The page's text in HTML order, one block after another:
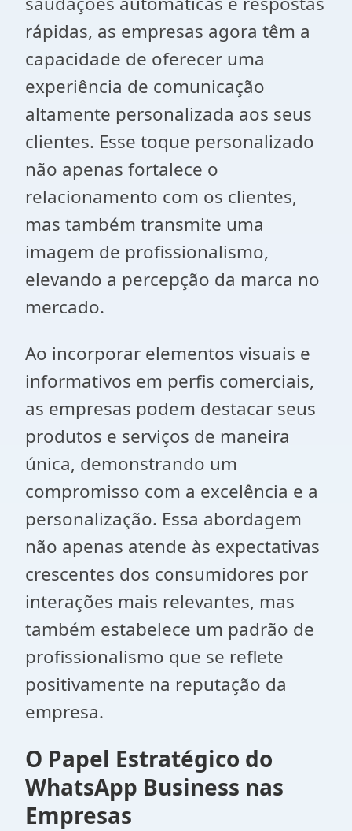
rápidas, as empresas agora têm a
capacidade de oferecer uma
experiência de comunicação
altamente personalizada aos seus
clientes. Esse toque personalizado
não apenas fortalece o
relacionamento com os clientes,
mas também transmite uma
imagem de profissionalismo,
elevando a percepção da marca no
mercado.
Ao incorporar elementos visuais e
informativos em perfis comerciais,
as empresas podem destacar seus
produtos e serviços de maneira
única, demonstrando um
compromisso com a excelência e a
personalização. Essa abordagem
não apenas atende às expectativas
crescentes dos consumidores por
interações mais relevantes, mas
também estabelece um padrão de
profissionalismo que se reflete
positivamente na reputação da
empresa.
O Papel Estratégico do
WhatsApp Business nas
Empresas